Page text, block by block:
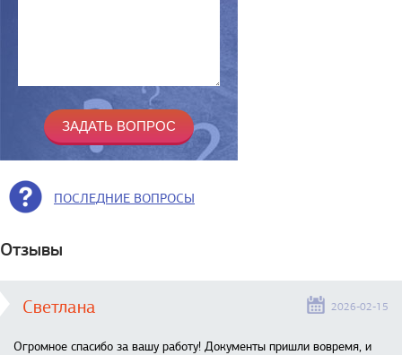
ПОСЛЕДНИЕ ВОПРОСЫ
Отзывы
Светлана 2026-02-15
Огромное спасибо за вашу работу! Документы пришли вовремя, и